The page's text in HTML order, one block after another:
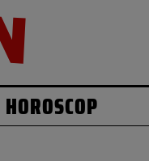
HOROSCOP